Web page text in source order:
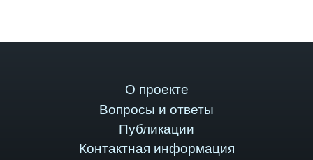
О проекте
Вопросы и ответы
Публикации
Контактная информация